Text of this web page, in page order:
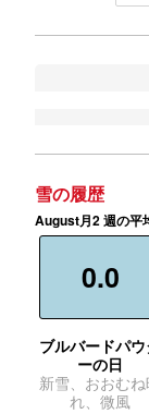
雪の履歴
August月2 週の平
0.0
ブルバードパ
ーの日
新雪、おおむ
れ、微風